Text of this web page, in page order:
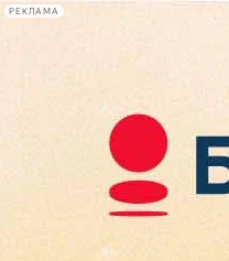
РЕКЛАМА
Сегодня:
2026.08.09
08:29
Афиша Plus